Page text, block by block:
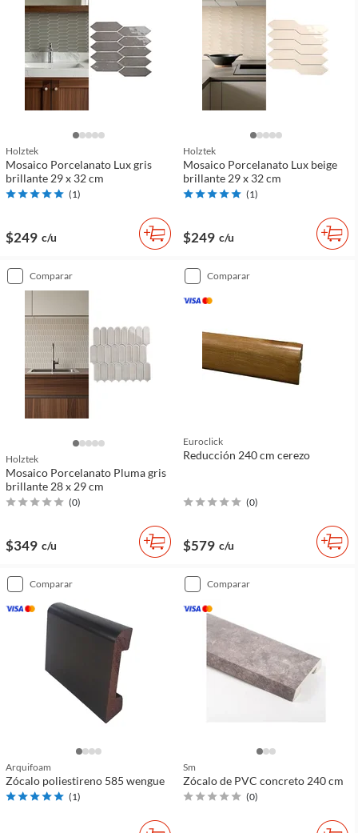
Holztek
Mosaico Porcelanato Lux gris
brillante 29 x 32 cm
(1)
$249 c/u
Holztek
Mosaico Porcelanato Lux beige
brillante 29 x 32 cm
(1)
$249 c/u
comparar
Holztek
Mosaico Porcelanato Pluma gris
brillante 28 x 29 cm
(0)
$349 c/u
comparar
Euroclick
Reducción 240 cm cerezo
(0)
$579 c/u
comparar
Arquifoam
Zócalo poliestireno 585 wengue
(1)
comparar
Sm
Zócalo de PVC concreto 240 cm
(0)